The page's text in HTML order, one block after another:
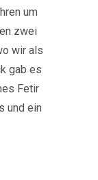
um
zwei
wir als
gab es
Fetir
und ein